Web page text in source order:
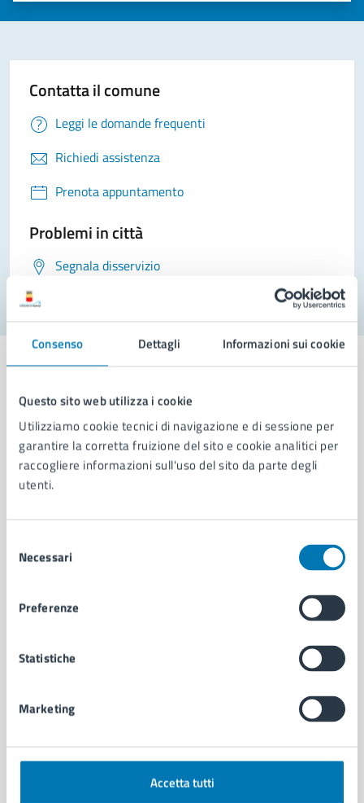
Consenso Dettagli Informazioni sui cookie
Questo sito web utilizza i cookie
Utilizziamo cookie tecnici di navigazione e di sessione per
garantire la corretta fruizione del sito e cookie analitici per
raccogliere informazioni sull'uso del sito da parte degli
utenti.
delNecessari
Preferenze
Statistiche
Marketing
Accetta tutti
Contatta il comune
Leggi le domande frequenti
Richiedi assistenza
Prenota appuntamento
Problemi in città
Segnala disservizio
Comune di Napoli
AMMINISTRAZIONE
Uffici
Personale amministrativo
Intranet, posta aziendale e protocollo
CATEGORIE DI SERVIZIO